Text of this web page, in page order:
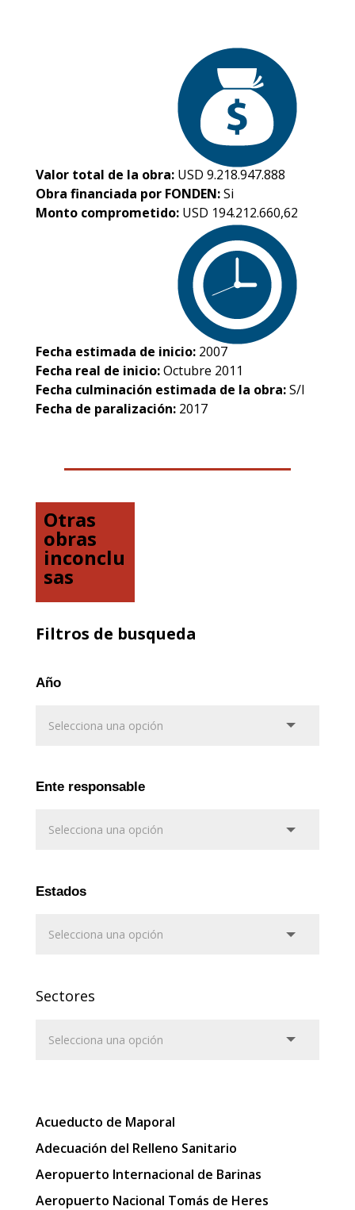
Valor total de la obra: USD 9.218.947.888
Obra financiada por FONDEN:Si
Monto comprometido: USD 194.212.660,62
Fecha estimada de inicio: 2007
Fecha real de inicio:Octubre 2011
Fecha culminación estimada de la obra:S/I
Fecha de paralización: 2017
Otras
obras
inconclu
sas
Filtros de busqueda
Año
Ente responsable
Estados
Sectores
Acueducto de Maporal
Adecuación del Relleno Sanitario
Aeropuerto Internacional de Barinas
Aeropuerto Nacional Tomás de Heres